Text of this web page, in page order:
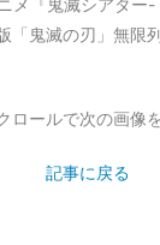
メ『鬼滅シアター
「鬼滅の刃」無限
ロールで次の画像
記事に戻る